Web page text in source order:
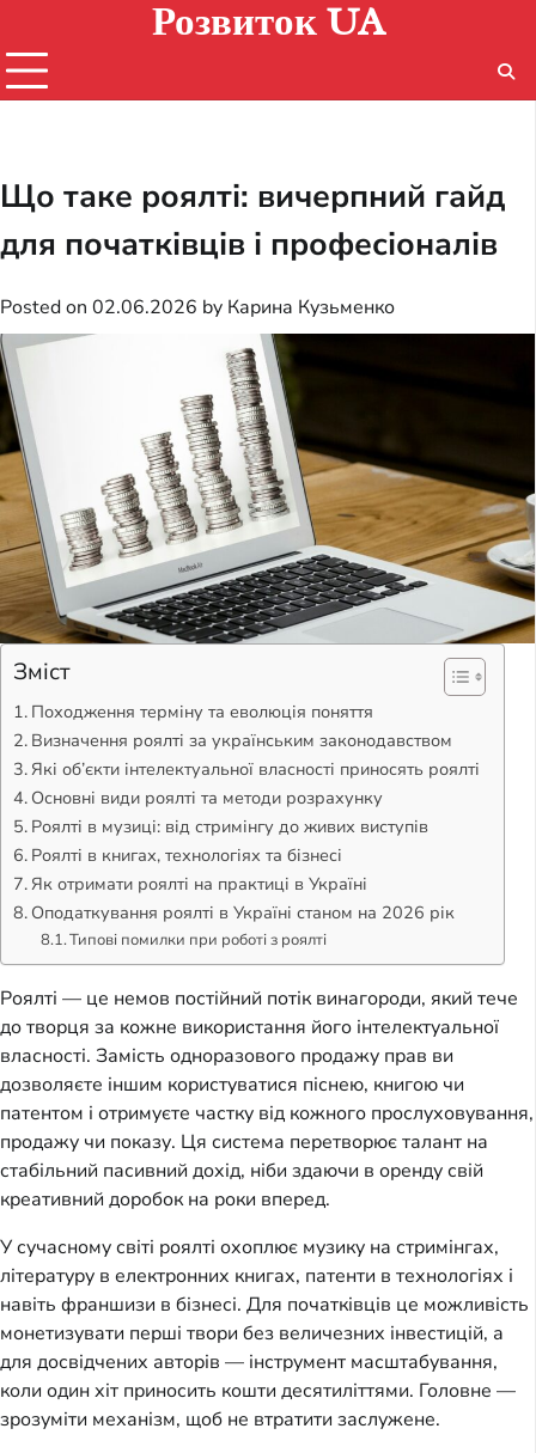
content
Розвиток UA
Що таке роялті: вичерпний гайд
для початківців і професіоналів
Posted on 02.06.2026 by Карина Кузьменко
Зміст
Походження терміну та еволюція поняття
Визначення роялті за українським законодавством
Які об’єкти інтелектуальної власності приносять роялті
Основні види роялті та методи розрахунку
Роялті в музиці: від стримінгу до живих виступів
Роялті в книгах, технологіях та бізнесі
Як отримати роялті на практиці в Україні
Оподаткування роялті в Україні станом на 2026 рік
Типові помилки при роботі з роялті
Роялті — це немов постійний потік винагороди, який тече
до творця за кожне використання його інтелектуальної
власності. Замість одноразового продажу прав ви
дозволяєте іншим користуватися піснею, книгою чи
патентом і отримуєте частку від кожного прослуховування,
продажу чи показу. Ця система перетворює талант на
стабільний пасивний дохід, ніби здаючи в оренду свій
креативний доробок на роки вперед.
У сучасному світі роялті охоплює музику на стримінгах,
літературу в електронних книгах, патенти в технологіях і
навіть франшизи в бізнесі. Для початківців це можливість
монетизувати перші твори без величезних інвестицій, а
для досвідчених авторів — інструмент масштабування,
коли один хіт приносить кошти десятиліттями. Головне —
зрозуміти механізм, щоб не втратити заслужене.